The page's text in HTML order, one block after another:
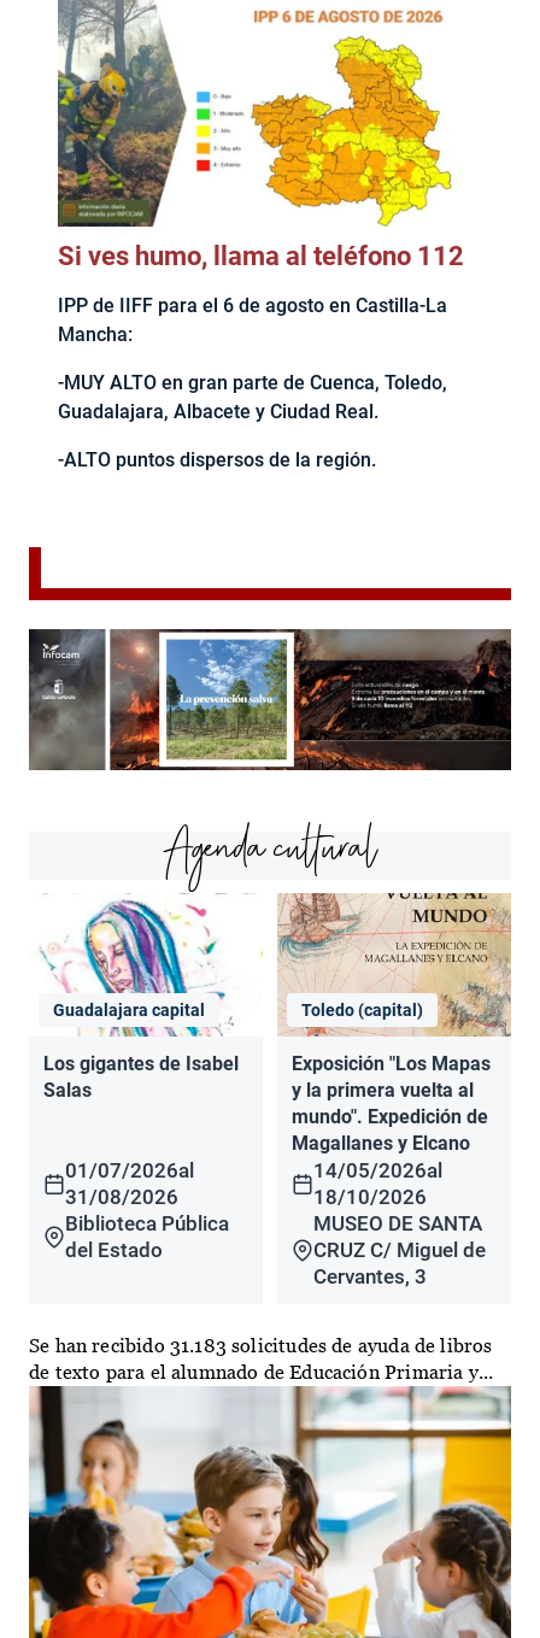
Si ves humo, llama al teléfono 112
IPP de IIFF para el 6 de agosto en Castilla-La
Mancha:
-MUY ALTO en gran parte de Cuenca, Toledo,
Guadalajara, Albacete y Ciudad Real.
-ALTO puntos dispersos de la región.
Agenda cultural
Guadalajara capital
Los gigantes de Isabel
Salas
01/07/2026al
31/08/2026
Biblioteca Pública
del Estado
Toledo (capital)
Exposición "Los Mapas
y la primera vuelta al
mundo". Expedición de
Magallanes y Elcano
14/05/2026al
18/10/2026
MUSEO DE SANTA
CRUZ C/ Miguel de
Cervantes, 3
Se han recibido 31.183 solicitudes de ayuda de libros
de texto para el alumnado de Educación Primaria y...